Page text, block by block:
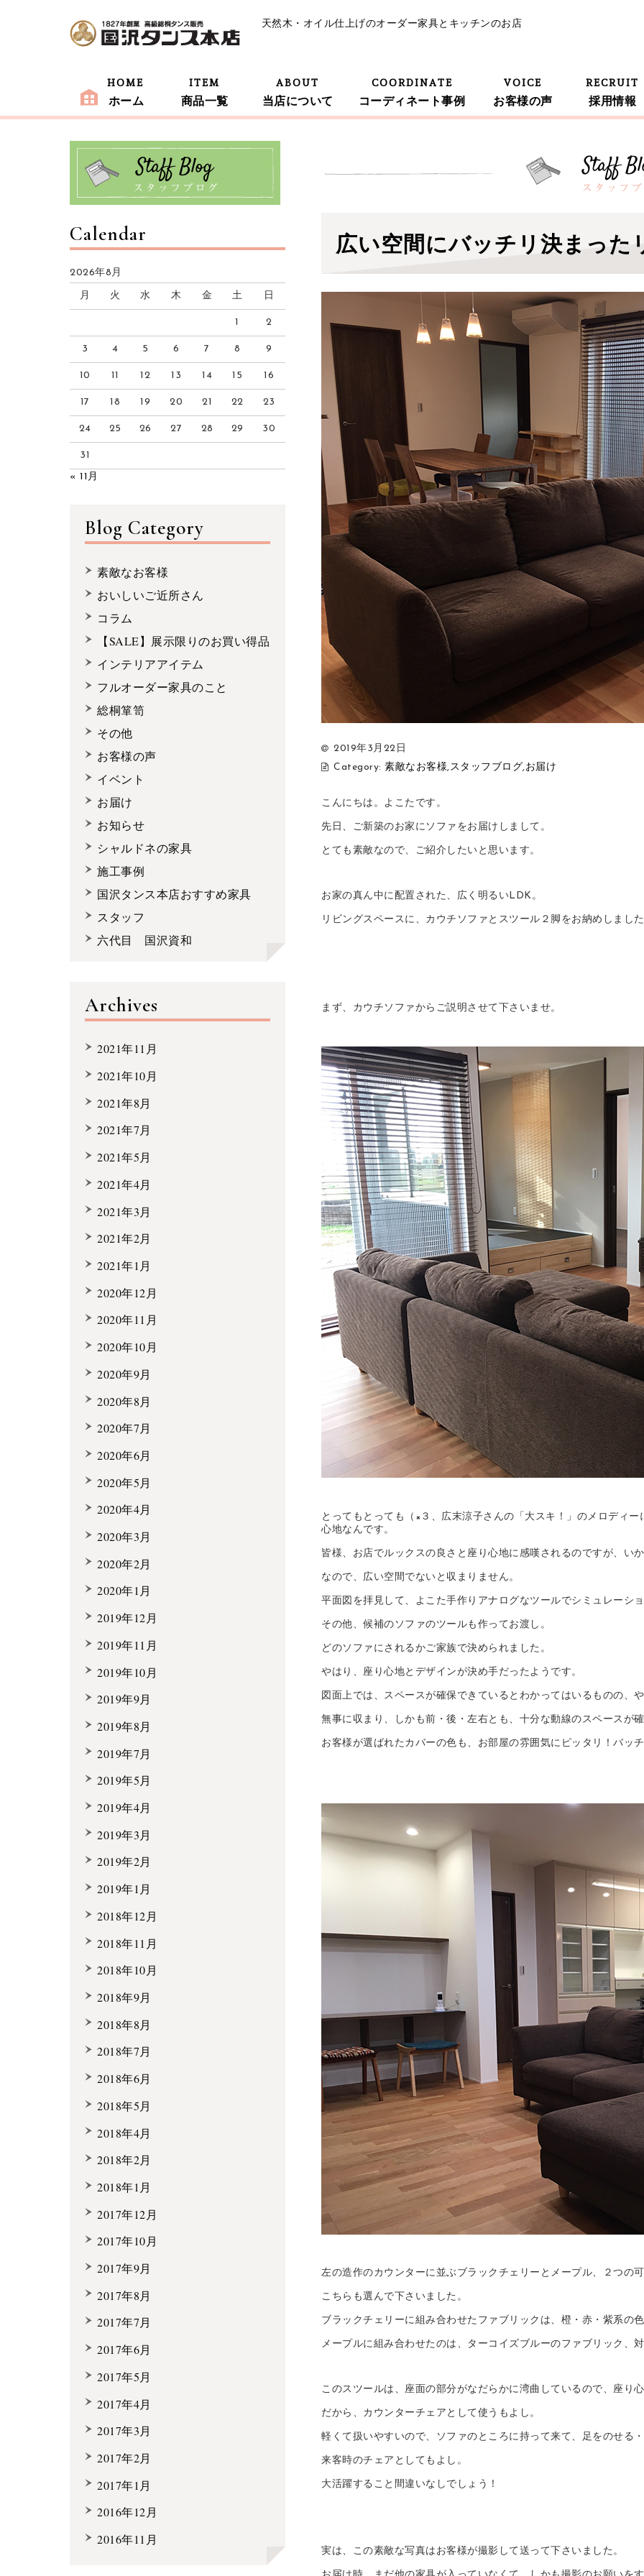
天然木・オイル仕上げのオーダー家具とキッチンのお店
ホーム
HOME
商品一覧
ITEM
当店について
ABOUT
コーディネート事例
COORDINATE
お客様の声
VOICE
採用情報
RECRUIT
広い空間にバッチリ決まった
2019年3月22日
Category:素敵なお客様,スタッフブログ,お届け
こんにちは。よこたです。
先日、ご新築のお家にソファをお届けしまして。
とても素敵なので、ご紹介したいと思います。
お家の真ん中に配置された、広く明るいLDK。
リビングスペースに、カウチソファとスツール２脚をお納めしまし
まず、カウチソファからご説明させて下さいませ。
とってもとっても（×３、広末涼子さんの「大スキ！」のメロディ
心地なんです。
皆様、お店でルックスの良さと座り心地に感嘆されるのですが、い
なので、広い空間でないと収まりません。
平面図を拝見して、よこた手作りアナログなツールでシミュレーシ
その他、候補のソファのツールも作ってお渡し。
どのソファにされるかご家族で決められました。
やはり、座り心地とデザインが決め手だったようです。
図面上では、スペースが確保できているとわかってはいるものの、
無事に収まり、しかも前・後・左右とも、十分な動線のスペースが
お客様が選ばれたカバーの色も、お部屋の雰囲気にピッタリ！バッ
左の造作のカウンターに並ぶブラックチェリーとメープル、２つの
こちらも選んで下さいました。
ブラックチェリーに組み合わせたファブリックは、橙・赤・紫系の
メープルに組み合わせたのは、ターコイズブルーのファブリック、
このスツールは、座面の部分がなだらかに湾曲しているので、座り
だから、カウンターチェアとして使うもよし。
軽くて扱いやすいので、ソファのところに持って来て、足をのせる
来客時のチェアとしてもよし。
大活躍すること間違いなしでしょう！
実は、この素敵な写真はお客様が撮影して送って下さいました。
Calendar
2026年8月
月 火 水 木 金 土 日
1 2
3 4 5 6 7 8 9
10 11 12 13 14 15 16
17 18 19 20 21 22 23
24 25 26 27 28 29 30
31
« 11月
Blog Category
素敵なお客様
おいしいご近所さん
コラム
【SALE】展示限りのお買い得品
インテリアアイテム
フルオーダー家具のこと
総桐箪笥
その他
お客様の声
イベント
お届け
お知らせ
シャルドネの家具
施工事例
国沢タンス本店おすすめ家具
スタッフ
六代目 国沢資和
Archives
2021年11月
2021年10月
2021年8月
2021年7月
2021年5月
2021年4月
2021年3月
2021年2月
2021年1月
2020年12月
2020年11月
2020年10月
2020年9月
2020年8月
2020年7月
2020年6月
2020年5月
2020年4月
2020年3月
2020年2月
2020年1月
2019年12月
2019年11月
2019年10月
2019年9月
2019年8月
2019年7月
2019年5月
2019年4月
2019年3月
2019年2月
2019年1月
2018年12月
2018年11月
2018年10月
2018年9月
2018年8月
2018年7月
2018年6月
2018年5月
2018年4月
2018年2月
2018年1月
2017年12月
2017年10月
2017年9月
2017年8月
2017年7月
2017年6月
2017年5月
2017年4月
2017年3月
2017年2月
2017年1月
2016年12月
2016年11月